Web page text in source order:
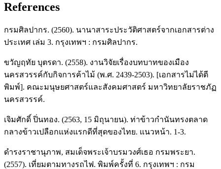
References
กรมศิลปากร. (2560). นานาสาระประวัติศาสตร์จากเอกสารต่าง
ประเทศ เล่ม 3. กรุงเทพฯ : กรมศิลปากร.
ขวัญฤทัย บุตรดา. (2558). งานวิจัยเรื่องบทบาทของเมือง
นครสวรรค์กับกิจการค้าไม้ (พ.ศ. 2439-2503). [เอกสารไม่ได้ตี
พิมพ์]. คณะมนุษยศาสตร์และสังคมศาสตร์ มหาวิทยาลัยราชภัฏ
นครสวรรค์.
เจิมศักดิ์ ปิ่นทอง. (2563, 15 มิถุนายน). ท่าข้าวกำนันทรงตลาด
กลางข้าวเปลือกแห่งแรกดีที่สุดของไทย. แนวหน้า. 1-3.
ดำรงราชานุภาพ, สมเด็จพระเจ้าบรมวงศ์เธอ กรมพระยา.
(2557). เที่ยมตามทางรถไฟ. พิมพ์ครั้งที่ 6. กรุงเทพฯ : กรม